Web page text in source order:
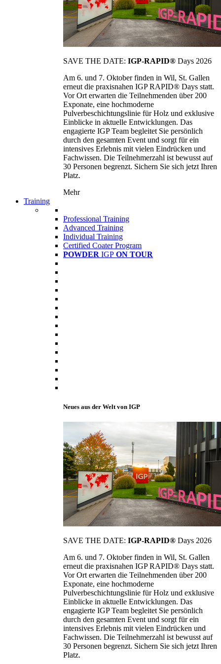
SAVE THE DATE: IGP-RAPID® Days 2026
Am 6. und 7. Oktober finden in Wil, St. Gallen
erneut die praxisnahen IGP RAPID® Days statt.
Vor Ort erwarten die Teilnehmenden über 200
Exponate, eine hochmoderne
Pulverbeschichtungslinie für Holz und exklusive
Einblicke in aktuelle Entwicklungen. Das
engagierte IGP Team begleitet Sie persönlich
durch den gesamten Event und sorgt für ein
intensives Erlebnis mit vielen Eindrücken und
Fachwissen. Die Teilnehmerzahl ist bewusst auf
30 Personen begrenzt. Sichern Sie sich jetzt Ihren
Platz.
Mehr
Training
Professional Training
Advanced Training
Individual Training
Certified Coater Program
POWDER IGP ON TOUR
Neues aus der Welt von IGP
SAVE THE DATE: IGP-RAPID® Days 2026
Am 6. und 7. Oktober finden in Wil, St. Gallen
erneut die praxisnahen IGP RAPID® Days statt.
Vor Ort erwarten die Teilnehmenden über 200
Exponate, eine hochmoderne
Pulverbeschichtungslinie für Holz und exklusive
Einblicke in aktuelle Entwicklungen. Das
engagierte IGP Team begleitet Sie persönlich
durch den gesamten Event und sorgt für ein
intensives Erlebnis mit vielen Eindrücken und
Fachwissen. Die Teilnehmerzahl ist bewusst auf
30 Personen begrenzt. Sichern Sie sich jetzt Ihren
Platz.